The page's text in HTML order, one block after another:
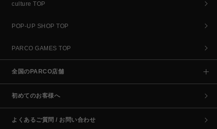
culture TOP
POP-UP SHOP TOP
PARCO GAMES TOP
全国のPARCO店舗
初めてのお客様へ
よくあるご質問 / お問い合わせ